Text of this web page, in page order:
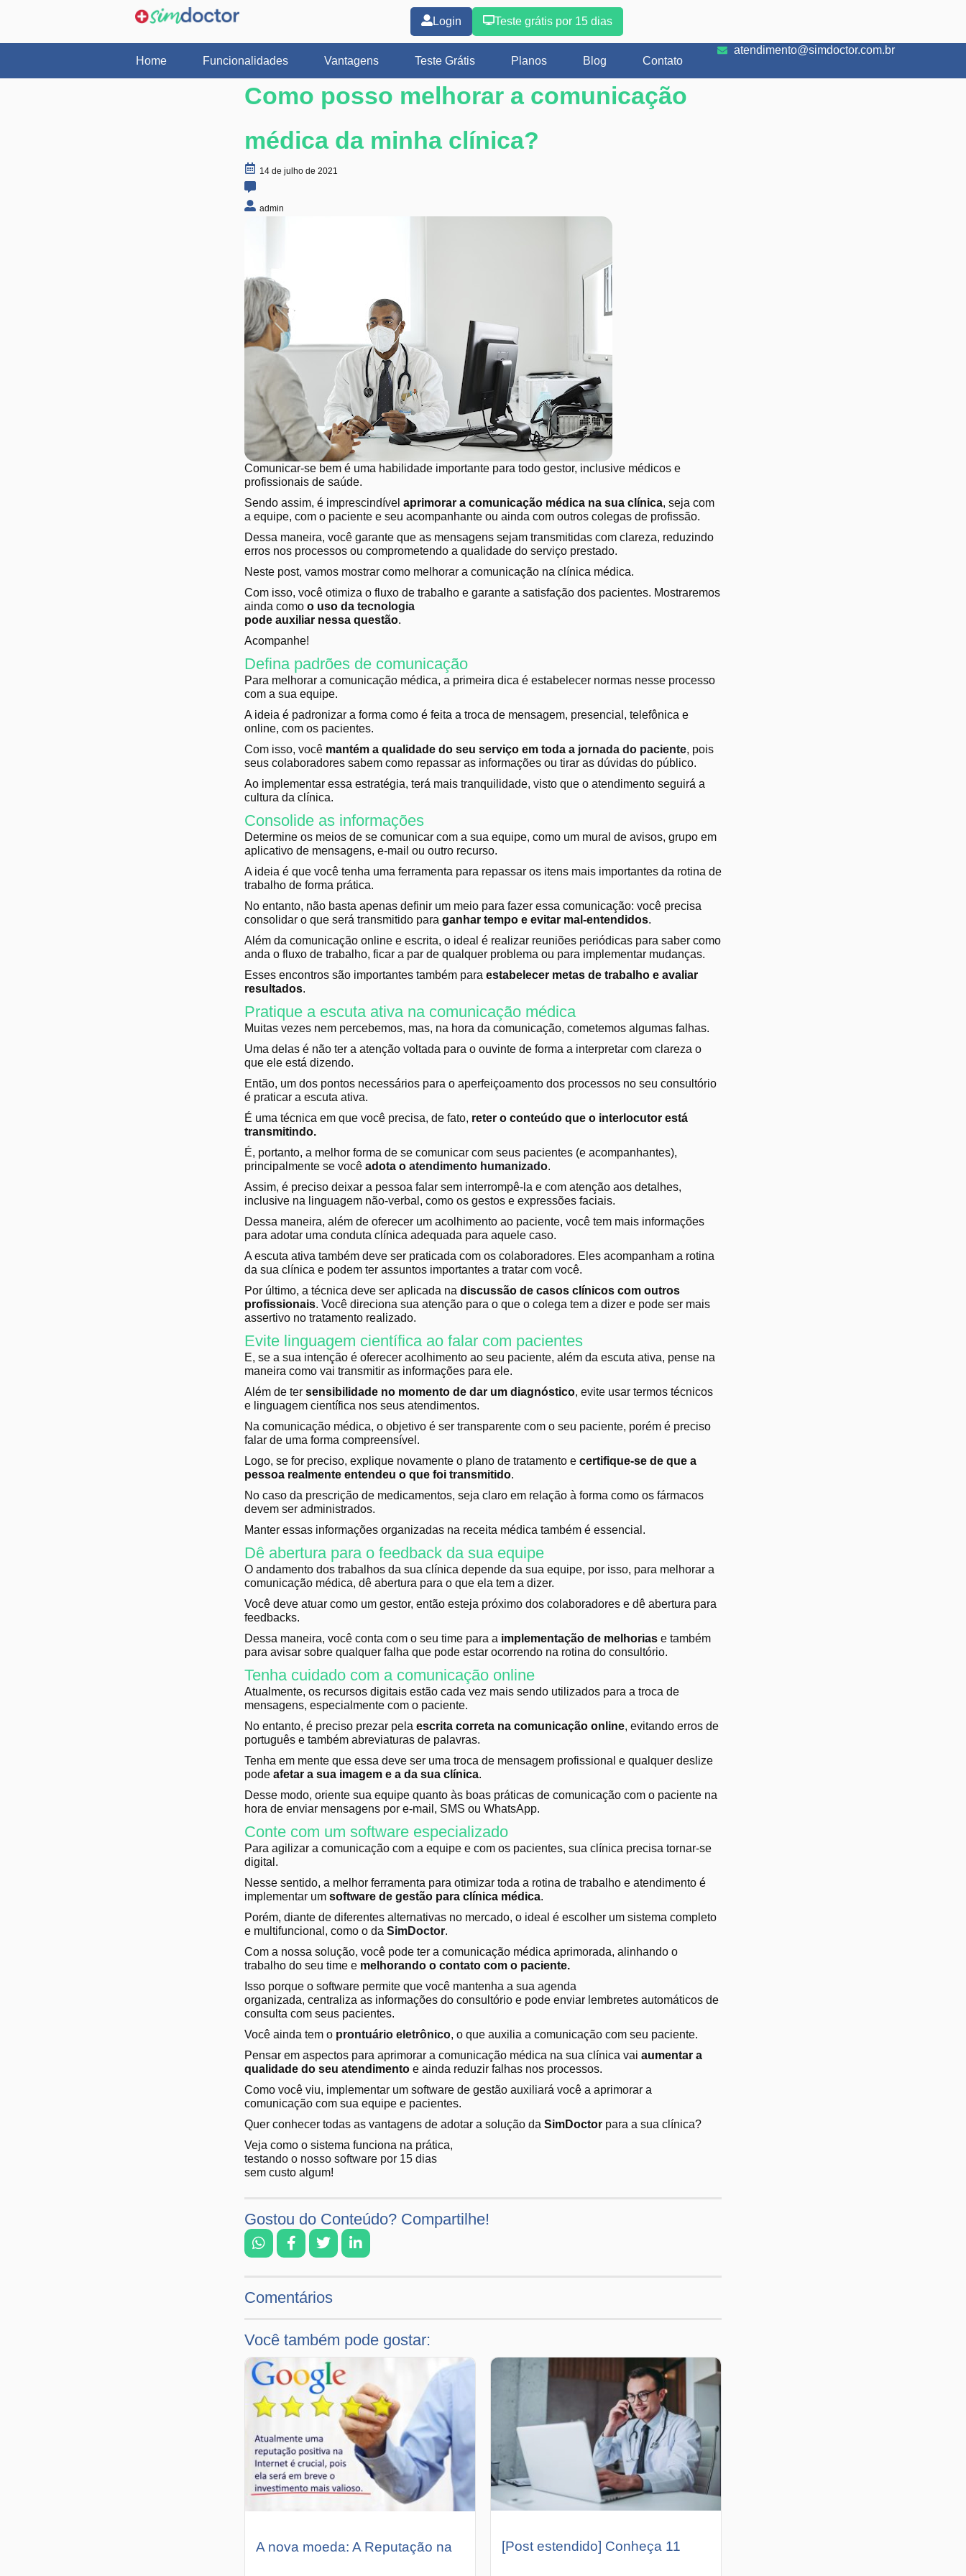
Login Teste grátis por 15 dias
Home Funcionalidades Vantagens Teste Grátis Planos Blog Contato
atendimento@simdoctor.com.br
Como posso melhorar a comunicação
médica da minha clínica?
14 de julho de 2021
admin
Comunicar-se bem é uma habilidade importante para todo gestor, inclusive médicos e
profissionais de saúde.
Sendo assim, é imprescindível aprimorar a comunicação médica na sua clínica, seja com
a equipe, com o paciente e seu acompanhante ou ainda com outros colegas de profissão.
Dessa maneira, você garante que as mensagens sejam transmitidas com clareza, reduzindo
erros nos processos ou comprometendo a qualidade do serviço prestado.
Neste post, vamos mostrar como melhorar a comunicação na clínica médica.
Com isso, você otimiza o fluxo de trabalho e garante a satisfação dos pacientes. Mostraremos
ainda como o uso da tecnologia
pode auxiliar nessa questão.
Acompanhe!
Defina padrões de comunicação
Para melhorar a comunicação médica, a primeira dica é estabelecer normas nesse processo
com a sua equipe.
A ideia é padronizar a forma como é feita a troca de mensagem, presencial, telefônica e
online, com os pacientes.
Com isso, você mantém a qualidade do seu serviço em toda a jornada do paciente, pois
seus colaboradores sabem como repassar as informações ou tirar as dúvidas do público.
Ao implementar essa estratégia, terá mais tranquilidade, visto que o atendimento seguirá a
cultura da clínica.
Consolide as informações
Determine os meios de se comunicar com a sua equipe, como um mural de avisos, grupo em
aplicativo de mensagens, e-mail ou outro recurso.
A ideia é que você tenha uma ferramenta para repassar os itens mais importantes da rotina de
trabalho de forma prática.
No entanto, não basta apenas definir um meio para fazer essa comunicação: você precisa
consolidar o que será transmitido para ganhar tempo e evitar mal-entendidos.
Além da comunicação online e escrita, o ideal é realizar reuniões periódicas para saber como
anda o fluxo de trabalho, ficar a par de qualquer problema ou para implementar mudanças.
Esses encontros são importantes também para estabelecer metas de trabalho e avaliar
resultados.
Pratique a escuta ativa na comunicação médica
Muitas vezes nem percebemos, mas, na hora da comunicação, cometemos algumas falhas.
Uma delas é não ter a atenção voltada para o ouvinte de forma a interpretar com clareza o
que ele está dizendo.
Então, um dos pontos necessários para o aperfeiçoamento dos processos no seu consultório
é praticar a escuta ativa.
É uma técnica em que você precisa, de fato, reter o conteúdo que o interlocutor está
transmitindo.
É, portanto, a melhor forma de se comunicar com seus pacientes (e acompanhantes),
principalmente se você adota o atendimento humanizado.
Assim, é preciso deixar a pessoa falar sem interrompê-la e com atenção aos detalhes,
inclusive na linguagem não-verbal, como os gestos e expressões faciais.
Dessa maneira, além de oferecer um acolhimento ao paciente, você tem mais informações
para adotar uma conduta clínica adequada para aquele caso.
A escuta ativa também deve ser praticada com os colaboradores. Eles acompanham a rotina
da sua clínica e podem ter assuntos importantes a tratar com você.
Por último, a técnica deve ser aplicada na discussão de casos clínicos com outros
profissionais. Você direciona sua atenção para o que o colega tem a dizer e pode ser mais
assertivo no tratamento realizado.
Evite linguagem científica ao falar com pacientes
E, se a sua intenção é oferecer acolhimento ao seu paciente, além da escuta ativa, pense na
maneira como vai transmitir as informações para ele.
Além de ter sensibilidade no momento de dar um diagnóstico, evite usar termos técnicos
e linguagem científica nos seus atendimentos.
Na comunicação médica, o objetivo é ser transparente com o seu paciente, porém é preciso
falar de uma forma compreensível.
Logo, se for preciso, explique novamente o plano de tratamento e certifique-se de que a
pessoa realmente entendeu o que foi transmitido.
No caso da prescrição de medicamentos, seja claro em relação à forma como os fármacos
devem ser administrados.
Manter essas informações organizadas na receita médica também é essencial.
Dê abertura para o feedback da sua equipe
O andamento dos trabalhos da sua clínica depende da sua equipe, por isso, para melhorar a
comunicação médica, dê abertura para o que ela tem a dizer.
Você deve atuar como um gestor, então esteja próximo dos colaboradores e dê abertura para
feedbacks.
Dessa maneira, você conta com o seu time para a implementação de melhorias e também
para avisar sobre qualquer falha que pode estar ocorrendo na rotina do consultório.
Tenha cuidado com a comunicação online
Atualmente, os recursos digitais estão cada vez mais sendo utilizados para a troca de
mensagens, especialmente com o paciente.
No entanto, é preciso prezar pela escrita correta na comunicação online, evitando erros de
português e também abreviaturas de palavras.
Tenha em mente que essa deve ser uma troca de mensagem profissional e qualquer deslize
pode afetar a sua imagem e a da sua clínica.
Desse modo, oriente sua equipe quanto às boas práticas de comunicação com o paciente na
hora de enviar mensagens por e-mail, SMS ou WhatsApp.
Conte com um software especializado
Para agilizar a comunicação com a equipe e com os pacientes, sua clínica precisa tornar-se
digital.
Nesse sentido, a melhor ferramenta para otimizar toda a rotina de trabalho e atendimento é
implementar um software de gestão para clínica médica.
Porém, diante de diferentes alternativas no mercado, o ideal é escolher um sistema completo
e multifuncional, como o da SimDoctor.
Com a nossa solução, você pode ter a comunicação médica aprimorada, alinhando o
trabalho do seu time e melhorando o contato com o paciente.
Isso porque o software permite que você mantenha a sua agenda
organizada, centraliza as informações do consultório e pode enviar lembretes automáticos de
consulta com seus pacientes.
Você ainda tem o prontuário eletrônico, o que auxilia a comunicação com seu paciente.
Pensar em aspectos para aprimorar a comunicação médica na sua clínica vai aumentar a
qualidade do seu atendimento e ainda reduzir falhas nos processos.
Como você viu, implementar um software de gestão auxiliará você a aprimorar a
comunicação com sua equipe e pacientes.
Quer conhecer todas as vantagens de adotar a solução da SimDoctor para a sua clínica?
Veja como o sistema funciona na prática,
testando o nosso software por 15 dias
sem custo algum!
Gostou do Conteúdo? Compartilhe!
Comentários
Você também pode gostar:
A nova moeda: A Reputação na [Post estendido] Conheça 11